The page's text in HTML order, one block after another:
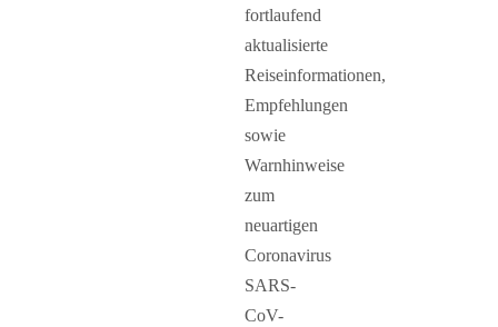
fortlaufend
aktualisierte
Reiseinformationen,
Empfehlungen
sowie
Warnhinweise
zum
neuartigen
Coronavirus
SARS-
CoV-